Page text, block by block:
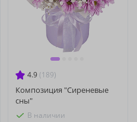
4.9 (189)
Композиция "Сиреневые
сны"
В наличии